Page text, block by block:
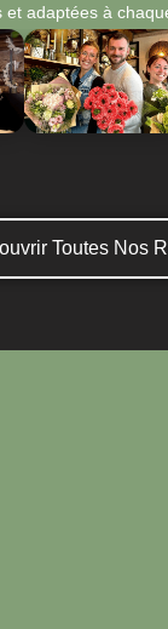
et adaptées à
Toutes Nos